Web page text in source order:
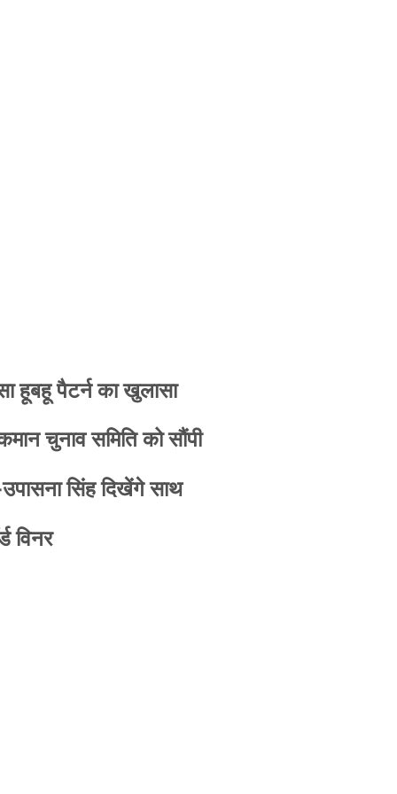
हूबहू पैटर्न का खुलासा
चुनाव समिति को सौंपी
उपासना सिंह दिखेंगे साथ
विनर